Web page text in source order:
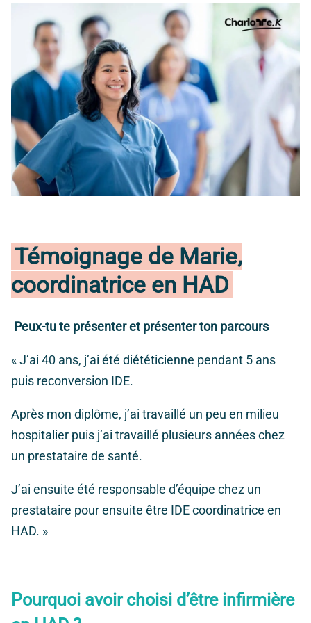
Témoignage de Marie,
coordinatrice en HAD
Peux-tu te présenter et présenter ton parcours
« J’ai 40 ans, j’ai été diététicienne pendant 5 ans
puis reconversion IDE.
Après mon diplôme, j’ai travaillé un peu en milieu
hospitalier puis j’ai travaillé plusieurs années chez
un prestataire de santé.
J’ai ensuite été responsable d’équipe chez un
prestataire pour ensuite être IDE coordinatrice en
HAD. »
Pourquoi avoir choisi d’être infirmière